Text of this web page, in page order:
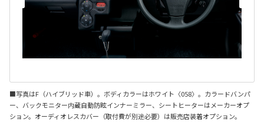
■写真はF（ハイブリッド車）。ボディカラーはホワイト〈058〉。カラードバンパ
ー、バックモニター内蔵自動防眩インナーミラー、シートヒーターはメーカーオプ
ション。オーディオレスカバー（取付費が別途必要）は販売店装着オプション。